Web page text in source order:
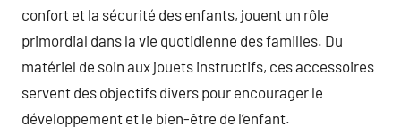
confort et la sécurité des enfants, jouent un rôle
primordial dans la vie quotidienne des familles. Du
matériel de soin aux jouets instructifs, ces accessoires
servent des objectifs divers pour encourager le
développement et le bien-être de l’enfant.